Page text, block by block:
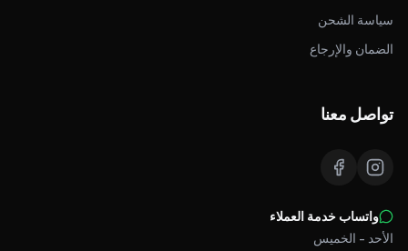
سياسة الشحن
الضمان والإرجاع
تواصل معنا
واتساب خدمة العملاء
الأحد - الخميس